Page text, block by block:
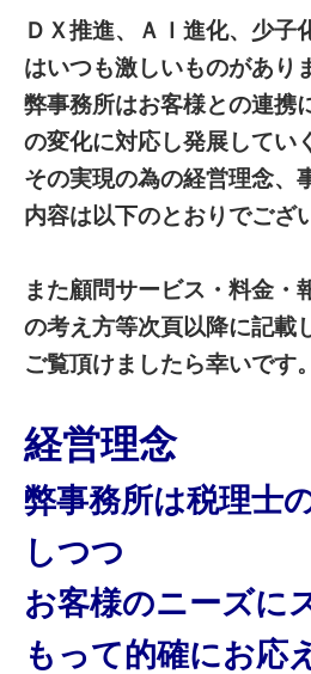
ＤＸ推進、ＡＩ進化、少子
はいつも激しいものがあり
弊事務所はお客様との連携
の変化に対応し発展してい
その実現の為の経営理念、
内容は以下のとおりでござ
また顧問サービス・料金・
の考え方等次頁以降に記載
ご覧頂けましたら幸いです。
経営理念
弊事務所は税理士
しつつ
お客様のニーズに
もって的確にお応